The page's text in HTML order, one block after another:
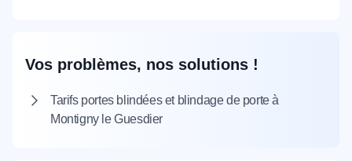
Vos problèmes, nos solutions !
Tarifs portes blindées et blindage de porte à
Montigny le Guesdier